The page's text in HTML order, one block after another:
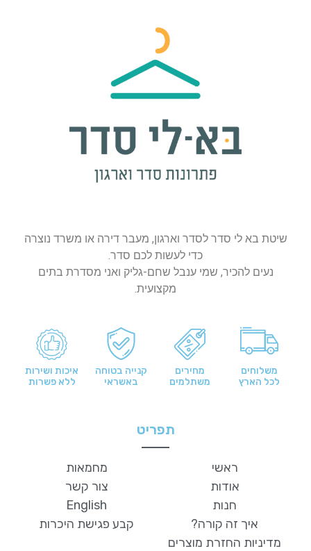
שיטת בא לי סדר לסדר וארגון, מעבר דירה או משרד נוצרה
כדי לעשות לכם סדר.
נעים להכיר, שמי ענבל שחם-גליק ואני מסדרת בתים
מקצועית.
משלוחים
לכל הארץ
מחירים
משתלמים
קנייה בטוחה
באשראי
איכות ושירות
ללא פשרות
תפריט
ראשי
אודות
חנות
איך זה קורה?
מדיניות החזרת מוצרים
מחמאות
צור קשר
English
קבע פגישת היכרות